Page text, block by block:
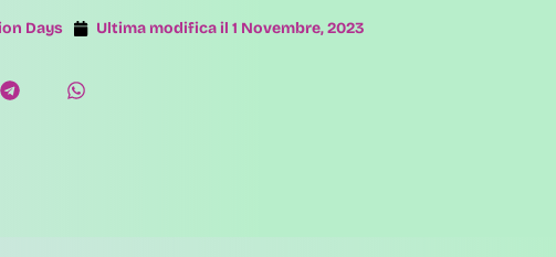
Days Ultima modifica il 1 Novembre, 2023